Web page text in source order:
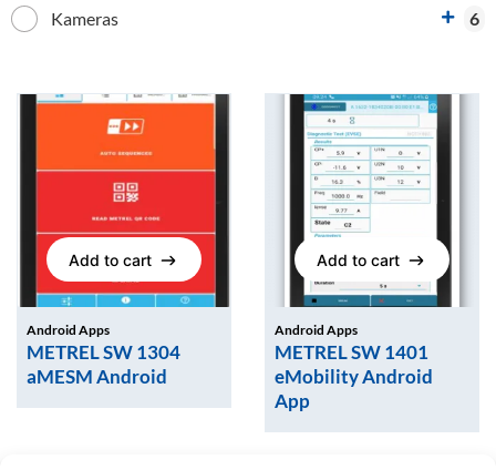
Kameras
6
Add to cart
Add to cart
Android Apps
METREL SW 1304
aMESM Android
Add to cart
Add to cart
Android Apps
METREL SW 1401
eMobility Android
App